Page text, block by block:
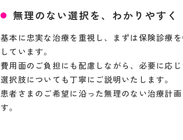
無理のない選択を、わかりやすく
基本に忠実な治療を重視し、まずは保険診療
しています。
費用面のご負担にも配慮しながら、必要に応
選択肢についても丁寧にご説明いたします。
患者さまのご希望に沿った無理のない治療計
す。